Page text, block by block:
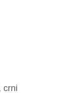
crni